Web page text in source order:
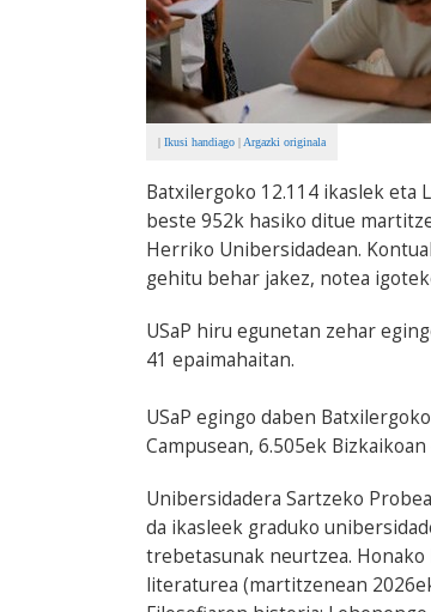
| Ikusi handiago | Argazki originala
Batxilergoko 12.114 ikaslek eta
beste 952k hasiko ditue
Herriko Unibersidadean.
gehitu behar jakez, notea
USaP hiru egunetan zehar
41 epaimahaitan.
USaP egingo daben
Campusean, 6.505ek
Unibersidadera Sartzeko
da ikasleek graduko
trebetasunak neurtzea.
literaturea (martitzenean